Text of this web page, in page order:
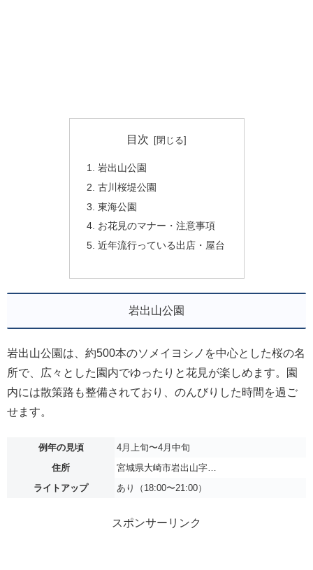
目次
岩出山公園
古川桜堤公園
東海公園
お花見のマナー・注意事項
近年流行っている出店・屋台
岩出山公園
岩出山公園は、約500本のソメイヨシノを中心とした桜の名
所で、広々とした園内でゆったりと花見が楽しめます。園
内には散策路も整備されており、のんびりした時間を過ご
せます。
例年の見頃
4月上旬〜4月中旬
住所
宮城県大崎市岩出山字…
ライトアップ
あり（18:00〜21:00）
スポンサーリンク